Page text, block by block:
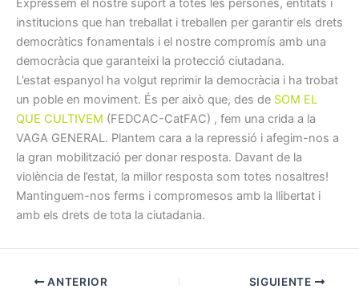
institucions que han treballat i treballen per garantir els drets
democràtics fonamentals i el nostre compromís amb una
democràcia que garanteixi la protecció ciutadana.
L’estat espanyol ha volgut reprimir la democràcia i ha trobat
un poble en moviment. És per això que, des de SOM EL
QUE CULTIVEM (FEDCAC-CatFAC) , fem una crida a la
VAGA GENERAL. Plantem cara a la repressió i afegim-nos a
la gran mobilització per donar resposta. Davant de la
violència de l’estat, la millor resposta som totes nosaltres!
Mantinguem-nos ferms i compromesos amb la llibertat i
amb els drets de tota la ciutadania.
ANTERIOR SIGUIENTE